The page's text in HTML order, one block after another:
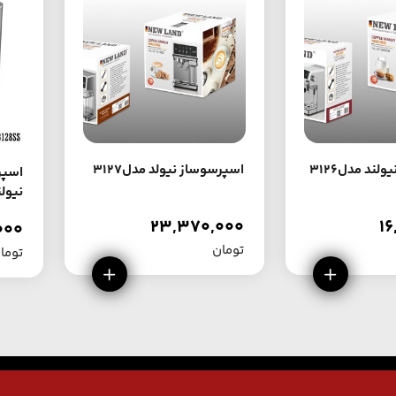
مدل3126 اسپرسوساز نیولد مدل3127
23,370,000
تومان